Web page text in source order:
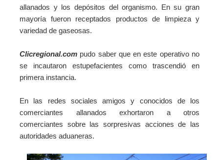
allanados y los depósitos del organismo. En su gran
mayoría fueron receptados productos de limpieza y
variedad de gaseosas.
Clicregional.com pudo saber que en este operativo no
se incautaron estupefacientes como trascendió en
primera instancia.
En las redes sociales amigos y conocidos de los
comerciantes allanados exhortaron a otros
comerciantes sobre las sorpresivas acciones de las
autoridades aduaneras.